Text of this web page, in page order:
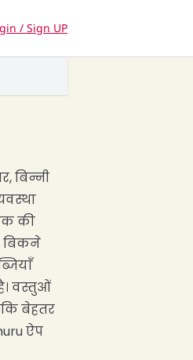
/ Sign UP
बिन्नी
की
बिकने
वस्तुओं
बेहतर
ऐप